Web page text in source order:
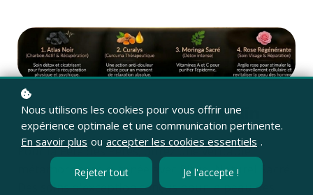
L’Écrin Privilège Masculin
Pour la Fête des Pères, offrez une véritable
métamorphose cutanée avec Rituel Naturel Sacré.
Des soins d'exception conçus pour la peau des
Nous utilisons les cookies pour vous offrir une
expérience optimale et une communication pertinente.
En savoir plus ou accepter les cookies essentiels .
Rejeter tout Je l'accepte !